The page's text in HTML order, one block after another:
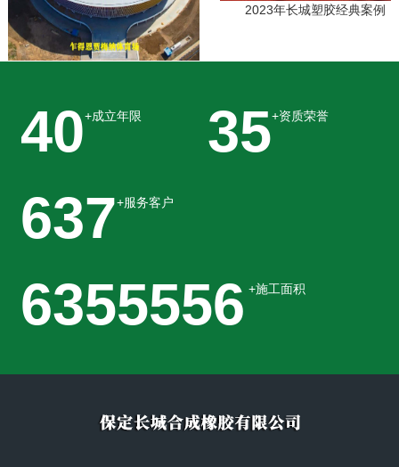
2023年长城塑胶经典案例
40+成立年限 35+资质荣誉
763+服务客户
7644444 +施工面积